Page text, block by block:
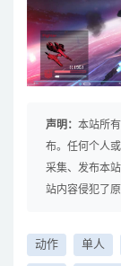
声明： 本站所
布。任何个人
采集、发布本
站内容侵犯了
动作 单人